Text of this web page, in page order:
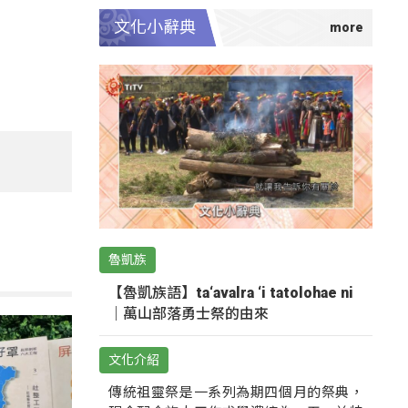
文化小辭典
魯凱族
【魯凱族語】ta‘avalra ‘i tatolohae ni
｜萬山部落勇士祭的由來
文化介紹
傳統祖靈祭是一系列為期四個月的祭典，